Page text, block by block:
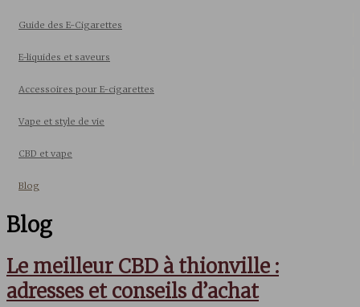
Guide des E-Cigarettes
E-liquides et saveurs
Accessoires pour E-cigarettes
Vape et style de vie
CBD et vape
Blog
Blog
Le meilleur CBD à thionville :
adresses et conseils d’achat